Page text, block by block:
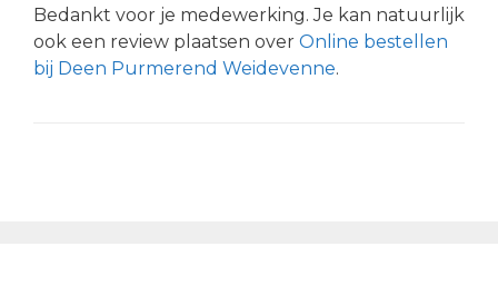
Bedankt voor je medewerking. Je kan natuurlijk
ook een review plaatsen over Online bestellen
bij Deen Purmerend Weidevenne.